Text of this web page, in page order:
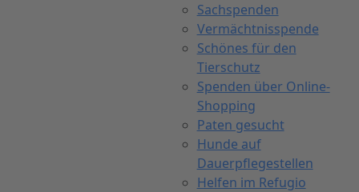
Sachspenden
Vermächtnisspende
Schönes für den
Tierschutz
Spenden über Online-
Shopping
Paten gesucht
Hunde auf
Dauerpflegestellen
Helfen im Refugio